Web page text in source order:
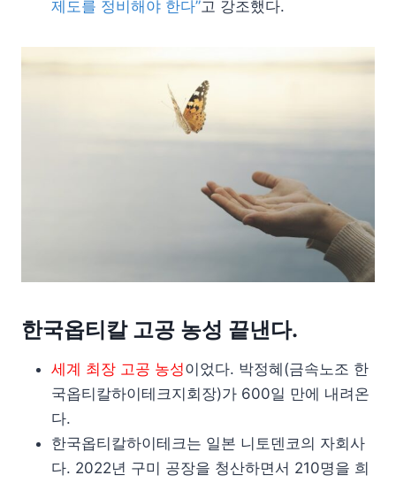
제도를 정비해야 한다”고 강조했다.
한국옵티칼 고공 농성 끝낸다.
세계 최장 고공 농성이었다. 박정혜(금속노조 한
국옵티칼하이테크지회장)가 600일 만에 내려온
다.
한국옵티칼하이테크는 일본 니토덴코의 자회사
다. 2022년 구미 공장을 청산하면서 210명을 희